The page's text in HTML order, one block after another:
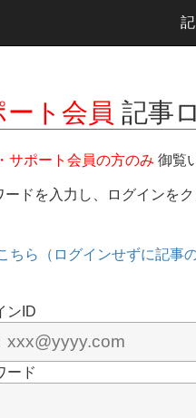
ト会員 記事
サポート会員の方のみ 御覧
ードを入力し、ログインを
ら（ログインせずに記事
ンID
ード